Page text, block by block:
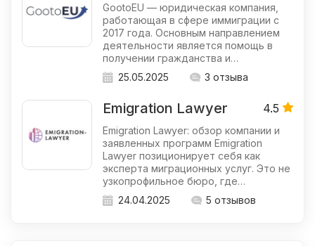
GootoEU — юридическая компания,
работающая в сфере иммиграции с
2017 года. Основным направлением
деятельности является помощь в
получении гражданства и…
25.05.2025
3 отзыва
Emigration Lawyer 4.5
Emigration Lawyer: обзор компании и
заявленных программ Emigration
Lawyer позиционирует себя как
эксперта миграционных услуг. Это не
узкопрофильное бюро, где…
24.04.2025
5 отзывов